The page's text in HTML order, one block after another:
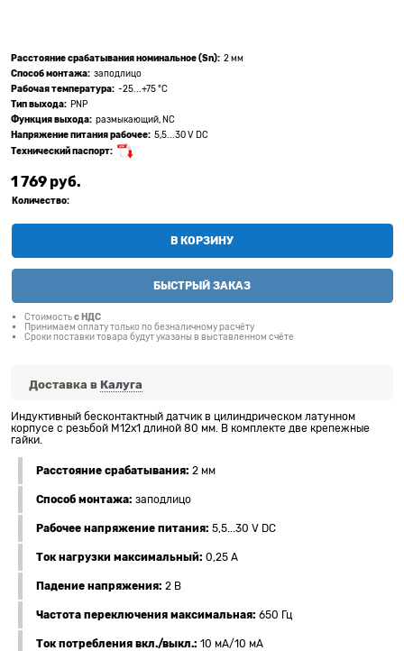
Расстояние срабатывания номинальное (Sn): 2 мм
Способ монтажа: заподлицо
Рабочая температура: -25...+75 °C
Тип выхода: PNP
Функция выхода: размыкающий, NC
Напряжение питания рабочее: 5,5...30 V DC
Технический паспорт:
1 769 руб.
Количество:
В КОРЗИНУ
БЫСТРЫЙ ЗАКАЗ
Стоимостьс НДС
Принимаем оплату только по безналичному расчёту
Сроки поставки товара будут указаны в выставленном счёте
Доставка в Калуга
Индуктивный бесконтактный датчик в цилиндрическом латунном
корпусе с резьбой М12х1 длиной 80 мм. В комплекте две крепежные
гайки.
Расстояние срабатывания: 2 мм
Способ монтажа: заподлицо
Рабочее напряжение питания: 5,5...30 V DC
Ток нагрузки максимальный: 0,25 А
Падение напряжения: 2 В
Частота переключения максимальная: 650 Гц
Ток потребления вкл./выкл.: 10 мА/10 мА